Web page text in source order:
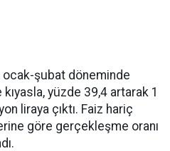
şubat döneminde
kıyasla, yüzde 39,4 artarak 1
liraya çıktı. Faiz hariç
göre gerçekleşme oranı